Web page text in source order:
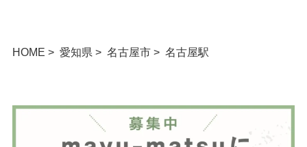
HOME 愛知県 名古屋市 名古屋駅